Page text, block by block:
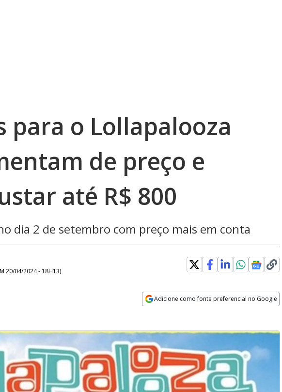
para o Lollapalooza
de preço e
até R$ 800
dia 2 de setembro com preço mais em conta
20/04/2024 - 18H13)
Adicione como fonte preferencial no Google